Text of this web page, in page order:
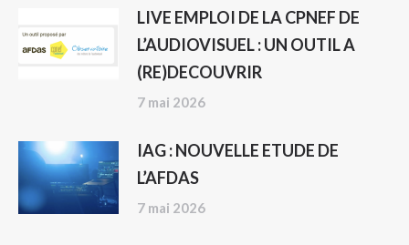
LIVE EMPLOI DE LA CPNEF DE
L’AUDIOVISUEL : UN OUTIL A
(RE)DECOUVRIR
7 mai 2026
IAG : NOUVELLE ETUDE DE
L’AFDAS
7 mai 2026